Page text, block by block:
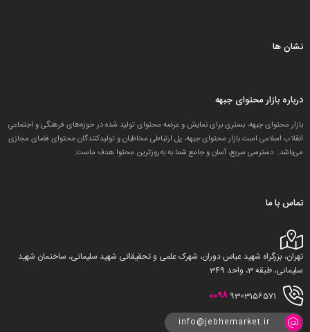
نشان ها
درباره بازار محتوای جبهه
بازار محتوای جبهه، بستری برای نمایش و عرضه محتوای تولید شده در حوزه‌های فرهنگی و اجتماعیِ
انقلاب اسلامی است.بازار محتوای جبهه، پل ارتباطی مخاطبان و تولید‌کنندگان محتوای فضای مجازی
می‌باشد. دسترسی سریع، آسان و جامع شما به به‌روزترین محتوا هدف ماست.
تماس با ما
تهران، بزرگراه شهید عباس دوران، شهرک علمی و تحقیقاتی شهید سلیمانی، ساختمان شهید
سلیمانی، طبقه 3، واحد 349
0098 9303156571
info@jebhemarket.ir